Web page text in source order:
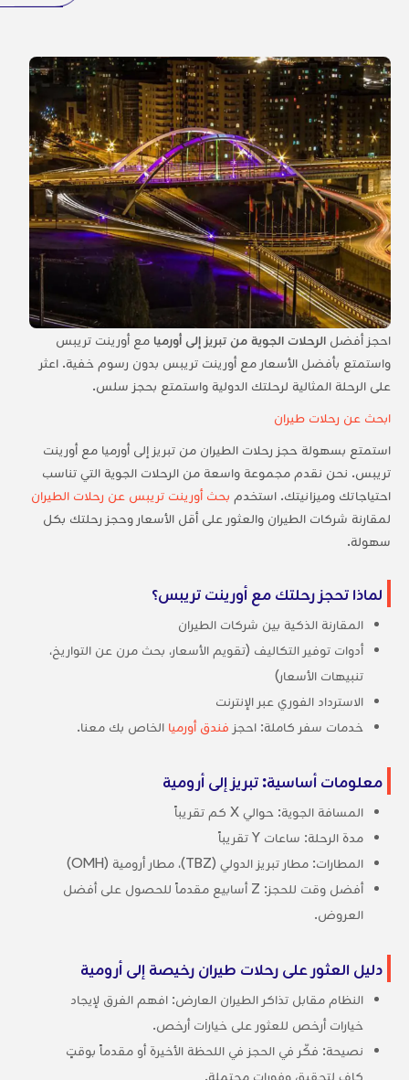
احجز أفضل الرحلات الجوية من تبريز إلى أورميا مع أورينت تريبس
واستمتع بأفضل الأسعار مع أورينت تريبس بدون رسوم خفية. اعثر
على الرحلة المثالية لرحلتك الدولية واستمتع بحجز سلس.
ابحث عن رحلات طيران
استمتع بسهولة حجز رحلات الطيران من تبريز إلى أورميا مع أورينت
تريبس. نحن نقدم مجموعة واسعة من الرحلات الجوية التي تناسب
احتياجاتك وميزانيتك. استخدم بحث أورينت تريبس عن رحلات الطيران
لمقارنة شركات الطيران والعثور على أقل الأسعار وحجز رحلتك بكل
سهولة.
لماذا تحجز رحلتك مع أورينت تريبس؟
المقارنة الذكية بين شركات الطيران
أدوات توفير التكاليف (تقويم الأسعار، بحث مرن عن التواريخ،
تنبيهات الأسعار)
الاسترداد الفوري عبر الإنترنت
خدمات سفر كاملة: احجز فندق أورميا الخاص بك معنا.
معلومات أساسية: تبريز إلى أرومية
المسافة الجوية: حوالي X كم تقريباً
مدة الرحلة: ساعات Y تقريباً
المطارات: مطار تبريز الدولي (TBZ)، مطار أرومية (OMH)
أفضل وقت للحجز: Z أسابيع مقدماً للحصول على أفضل
العروض.
دليل العثور على رحلات طيران رخيصة إلى أرومية
النظام مقابل تذاكر الطيران العارض: افهم الفرق لإيجاد
خيارات أرخص للعثور على خيارات أرخص.
نصيحة: فكّر في الحجز في اللحظة الأخيرة أو مقدماً بوقتٍ
كافٍ لتحقيق وفورات محتملة.